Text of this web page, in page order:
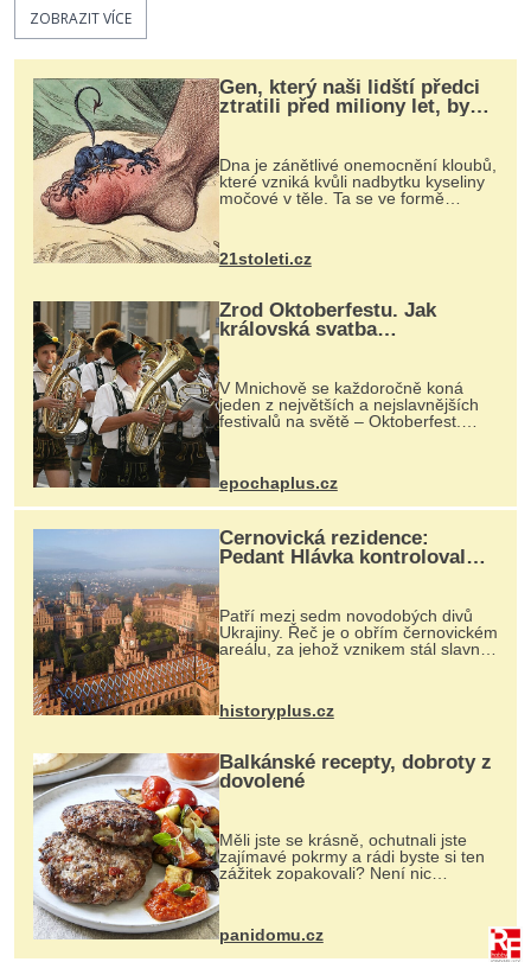
rozhodně nebyl na prvním místě. Těžko se divit, že
lokalit, kde se dějí nevysvětlitelné úkazy.
Představujeme sedm ústavů s tou nejstrašidelnější
pověstí.
ZOBRAZIT VÍCE
Gen, který naši lidští předci
ztratili před miliony let, by
mohl pomoci s léčbou
„nemoci králů“
Dna je zánětlivé onemocnění kloubů,
které vzniká kvůli nadbytku kyseliny
močové v těle. Ta se ve formě
nohou, a způsobuje bole...
21stoleti.cz
Zrod Oktoberfestu. Jak
královská svatba
odstartovala největší pivní
festival světa
V Mnichově se každoročně koná
jeden z největších a nejslavnějších
festivalů na světě – Oktoberfest.
návštěvníků, kteří si vychutnávají
pivo, tradiční jídlo a bavorskou
kultur...
epochaplus.cz
Černovická rezidence:
Pedant Hlávka kontroloval
Patří mezi sedm novodobých divů
Ukrajiny. Řeč je o obřím černovickém
areálu, za jehož vznikem stál slavný
český architekt Josef Hlávka. Ten si
na něm dal mimořádně záležet. Jeho
stavební plány by při ...
historyplus.cz
Balkánské recepty, dobroty z
dovolené
Měli jste se krásně, ochutnali jste
zajímavé pokrmy a rádi byste si ten
zážitek zopakovali? Není nic
snazšího. Pljeskavica (10 porcí)
Možná jste ji ochutnali na dovolené v
bývalé Jugoslávii, lze ji vi...
panidomu.cz